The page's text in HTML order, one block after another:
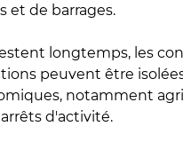
et de barrages.
longtemps, les
peuvent être
notamment
d'activité.